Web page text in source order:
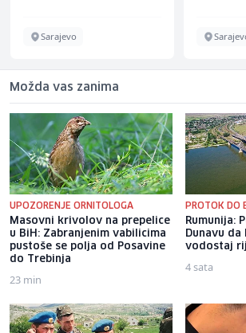
Sarajevo
Možda vas zanima
UPOZORENJE ORNITOLOGA
Masovni krivolov na prepelice
u BiH: Zabranjenim vabilicima
pustoše se polja od Posavine
do Trebinja
23 min
PROTOK DO
Rumunija:
Dunavu da
vodostaj
4 sata